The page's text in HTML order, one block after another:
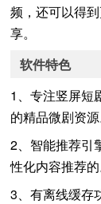
频，还可以得
享。
软件特色
1、专注竖屏短
的精品微剧资源
2、智能推荐引
性化内容推荐的
3、有离线缓存